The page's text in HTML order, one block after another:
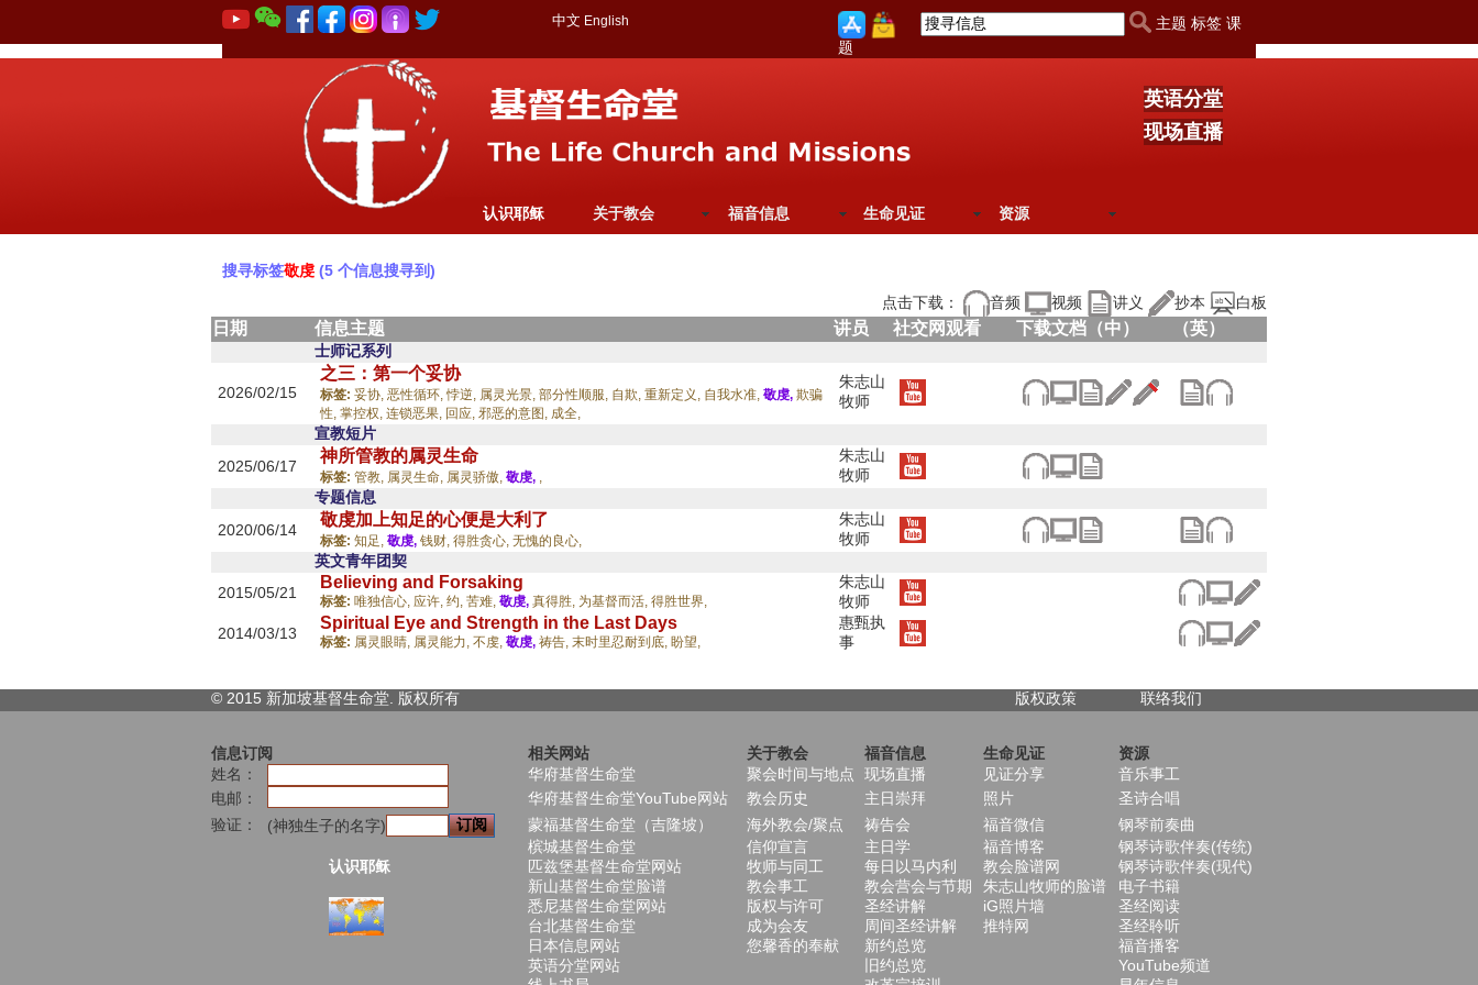
中文 English
主题 标签 课
题
英语分堂
现场直播
认识耶稣 关于教会 福音信息 生命见证 资源
搜寻标签敬虔 (5 个信息搜寻到)
点击下载：
音频 视频 讲义 抄本 白板
日期 信息主题 讲员 社交网观看 下载文档（中） （英）
士师记系列
2026/02/15
之三：第一个妥协
标签: 妥协, 恶性循环,悖逆, 属灵光景, 部分性顺服, 自欺, 重新定义, 自我水准, 敬虔, 欺骗
性, 掌控权, 连锁恶果, 回应, 邪恶的意图, 成全,
朱志山
牧师
宣教短片
2025/06/17
神所管教的属灵生命
标签: 管教, 属灵生命, 属灵骄傲, 敬虔, ,
朱志山
牧师
专题信息
2020/06/14
敬虔加上知足的心便是大利了
标签: 知足, 敬虔, 钱财, 得胜贪心, 无愧的良心,
朱志山
牧师
英文青年团契
2015/05/21
Believing and Forsaking
标签: 唯独信心, 应许, 约, 苦难, 敬虔, 真得胜, 为基督而活, 得胜世界,
朱志山
牧师
2014/03/13
Spiritual Eye and Strength in the Last Days
标签: 属灵眼睛, 属灵能力, 不虔, 敬虔, 祷告, 末时里忍耐到底, 盼望,
惠甄执
事
© 2015 新加坡基督生命堂. 版权所有 版权政策 联络我们
信息订阅 相关网站 关于教会 福音信息 生命见证
资源
姓名：
华府基督生命堂 聚会时间与地点 现场直播 见证分享
音乐事工
电邮：
华府基督生命堂YouTube网站 教会历史 主日崇拜 照片
圣诗合唱
验证：
(神独生子的名字) 蒙福基督生命堂（吉隆坡） 海外教会/聚点 祷告会 福音微信
钢琴前奏曲
槟城基督生命堂
信仰宣言 主日学 福音博客
钢琴诗歌伴奏(传统)
认识耶稣
匹兹堡基督生命堂网站 牧师与同工 每日以马内利 教会脸谱网
钢琴诗歌伴奏(现代)
新山基督生命堂脸谱
教会事工 教会营会与节期 朱志山牧师的脸谱
电子书籍
悉尼基督生命堂网站
版权与许可 圣经讲解 iG照片墙
圣经阅读
台北基督生命堂
成为会友 周间圣经讲解 推特网
圣经聆听
日本信息网站
您馨香的奉献 新约总览
福音播客
英语分堂网站
旧约总览
YouTube频道